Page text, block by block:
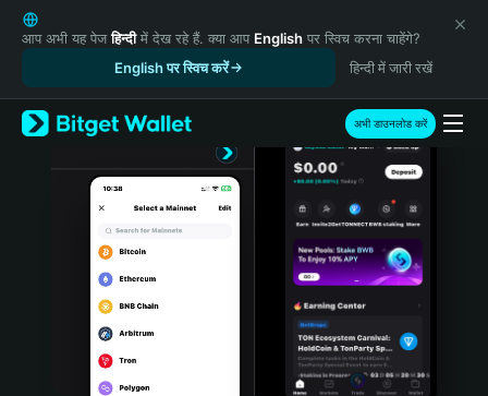
English
日本語
Русский
Español (Latinoamérica)
Türkçe
Português (Portugal)
Bahasa Indonesia
आप अभी यह पेजहिन्दीमें देख रहे हैं. क्या आप English पर स्विच करना चाहेंगे?
English पर स्विच करें
हिन्दी में जारी रखें
अभी डाउनलोड करें